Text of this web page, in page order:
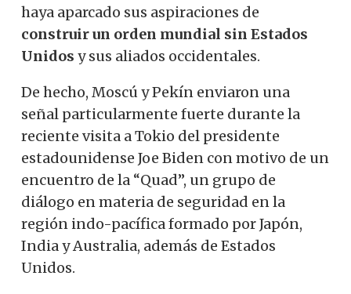
haya aparcado sus aspiraciones de
construir un orden mundial sin Estados
Unidos y sus aliados occidentales.
De hecho, Moscú y Pekín enviaron una
señal particularmente fuerte durante la
reciente visita a Tokio del presidente
estadounidense Joe Biden con motivo de un
encuentro de la “Quad”, un grupo de
diálogo en materia de seguridad en la
región indo-pacífica formado por Japón,
India y Australia, además de Estados
Unidos.